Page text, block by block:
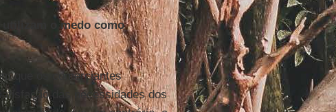
o medo como
que os comerciantes
das necessidades dos